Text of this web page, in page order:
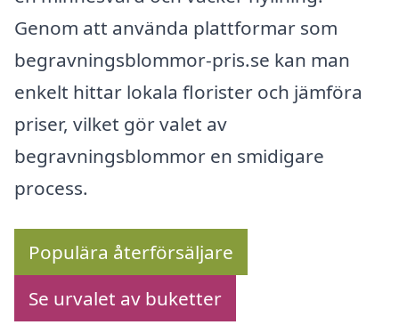
Genom att använda plattformar som
begravningsblommor-pris.se kan man
enkelt hittar lokala florister och jämföra
priser, vilket gör valet av
begravningsblommor en smidigare
process.
Populära återförsäljare
Se urvalet av buketter